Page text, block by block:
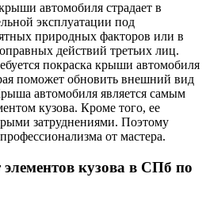
автомобиля страдает в
эксплуатации под
природных факторов или в
действий третьих лиц.
покраска крыши автомобиля
поможет обновить внешний вид
автомобиля является самым
кузова. Кроме того, ее
затруднениями. Поэтому
от мастера.
кузова в СПб по